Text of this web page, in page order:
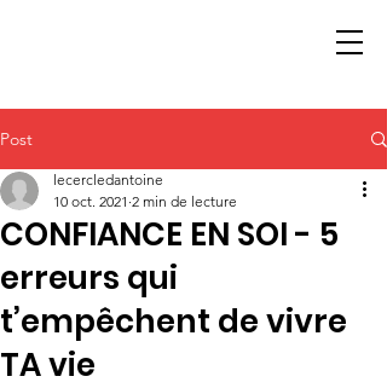
Post
CONFIANCE EN SOI - 5
erreurs qui
t’empêchent de vivre
TA vie
lecercledantoine
10 oct. 2021 2 min de lecture